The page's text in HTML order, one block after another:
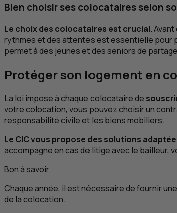
Bien choisir ses colocataires selon
Le choix des colocataires est crucial.
rythmes et des attentes est essentielle pour
permet à des jeunes et des seniors de
Protéger son logement en
La loi impose à chaque colocataire de
votre colocation, vous pouvez choisir un
responsabilité civile et les biens mobiliers.
Le CICvous propose des solutions
accompagne en cas de litige avec le
Bon à savoir
Chaque année, il est nécessaire de fournir une
de la colocation.